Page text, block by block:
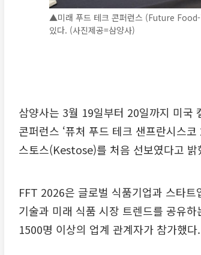
▲미래 푸드 테크 콘퍼런스 (Future Food-
있다. (사진제공=삼양사)
삼양사는 3월 19일부터 20일까지 미국
콘퍼런스 ‘퓨처 푸드 테크 샌프란시스
스토스(Kestose)를 처음 선보였다고 밝
FFT 2026은 글로벌 식품기업과 스타
기술과 미래 식품 시장 트렌드를 공유
1500명 이상의 업계 관계자가 참가했다.